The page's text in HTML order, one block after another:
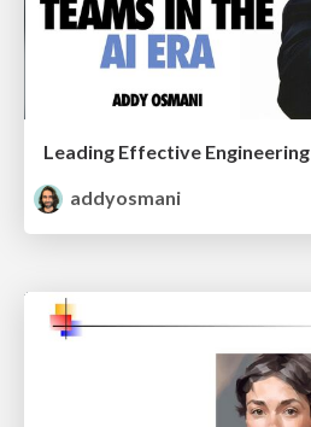
Leading Effective Engineering
addyosmani